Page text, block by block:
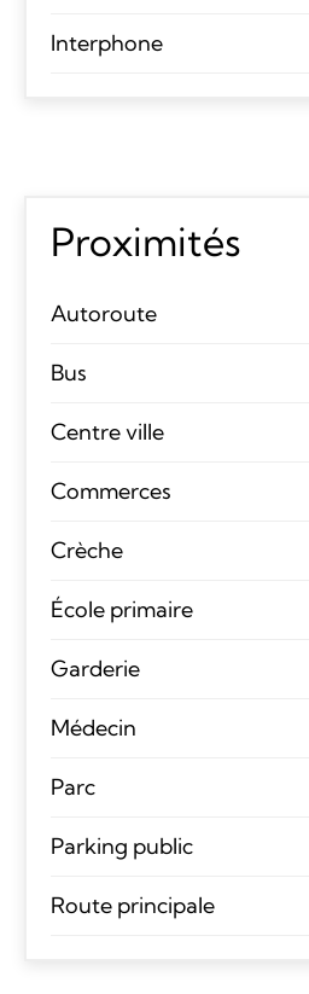
Interphone
Proximités
Autoroute
Bus
Centre ville
Commerces
Crèche
École primaire
Garderie
Médecin
Parc
Parking public
Route principale